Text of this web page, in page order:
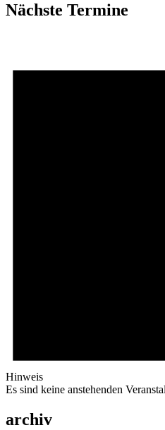
Nächste Termine
Hinweis
Es sind keine anstehenden
archiv